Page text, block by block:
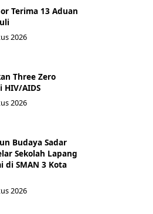
Terima 13 Aduan
2026
Three Zero
HIV/AIDS
2026
Budaya Sadar
Sekolah Lapang
di SMAN 3 Kota
2026